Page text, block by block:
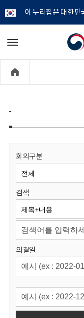
이 누리집은 대한민
개
정
보
원
회
메
기
-
회의구분
검색
의결일